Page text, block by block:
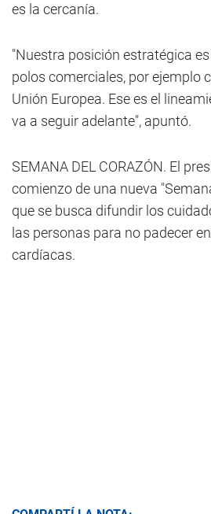
es la cercanía.
"Nuestra posición estratégica
polos comerciales, por ejemplo
Unión Europea. Ese es el
va a seguir adelante", apuntó.
SEMANA DEL CORAZÓN. El
comienzo de una nueva
que se busca difundir los
las personas para no padecer
cardíacas.